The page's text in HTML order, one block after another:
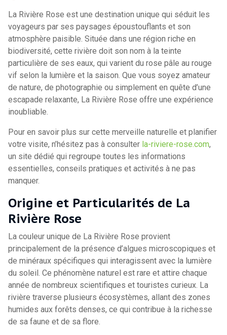
La Rivière Rose est une destination unique qui séduit les
voyageurs par ses paysages époustouflants et son
atmosphère paisible. Située dans une région riche en
biodiversité, cette rivière doit son nom à la teinte
particulière de ses eaux, qui varient du rose pâle au rouge
vif selon la lumière et la saison. Que vous soyez amateur
de nature, de photographie ou simplement en quête d’une
escapade relaxante, La Rivière Rose offre une expérience
inoubliable.
Pour en savoir plus sur cette merveille naturelle et planifier
votre visite, n’hésitez pas à consulter la-riviere-rose.com,
un site dédié qui regroupe toutes les informations
essentielles, conseils pratiques et activités à ne pas
manquer.
Origine et Particularités de La
Rivière Rose
La couleur unique de La Rivière Rose provient
principalement de la présence d’algues microscopiques et
de minéraux spécifiques qui interagissent avec la lumière
du soleil. Ce phénomène naturel est rare et attire chaque
année de nombreux scientifiques et touristes curieux. La
rivière traverse plusieurs écosystèmes, allant des zones
humides aux forêts denses, ce qui contribue à la richesse
de sa faune et de sa flore.